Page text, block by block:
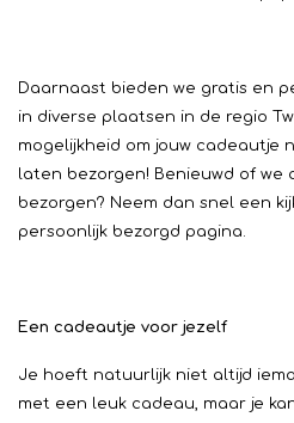
Daarnaast bieden we gratis en
in diverse plaatsen in de regio
mogelijkheid om jouw cadeautje
laten bezorgen! Benieuwd of we
bezorgen? Neem dan snel een
persoonlijk bezorgd pagina.
Een cadeautje voor jezelf
Je hoeft natuurlijk niet altijd
met een leuk cadeau, maar je